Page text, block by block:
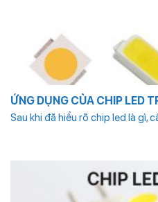
ỨNG DỤNG CỦA CHIP LED
Sau khi đã hiểu rõ chip led là gì,